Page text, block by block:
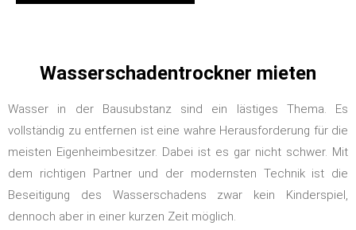
Wasserschadentrockner mieten
Wasser in der Bausubstanz sind ein lästiges Thema. Es
vollständig zu entfernen ist eine wahre Herausforderung für die
meisten Eigenheimbesitzer. Dabei ist es gar nicht schwer. Mit
dem richtigen Partner und der modernsten Technik ist die
Beseitigung des Wasserschadens zwar kein Kinderspiel,
dennoch aber in einer kurzen Zeit möglich.